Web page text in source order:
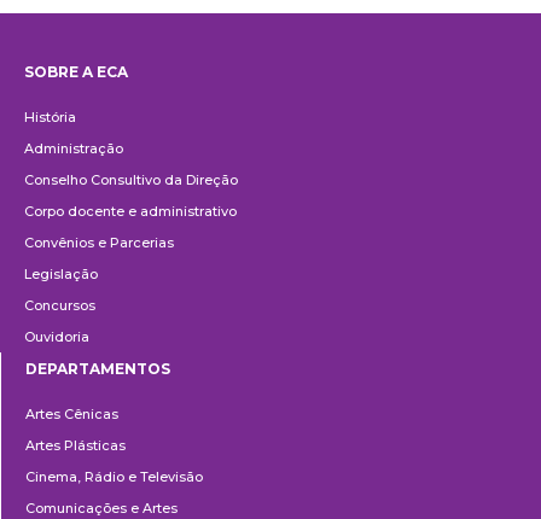
SOBRE A ECA
História
Administração
Conselho Consultivo da Direção
Corpo docente e administrativo
Convênios e Parcerias
Legislação
Concursos
Ouvidoria
DEPARTAMENTOS
Artes Cênicas
Artes Plásticas
Cinema, Rádio e Televisão
Comunicações e Artes